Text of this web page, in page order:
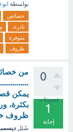
بواسطة
خصائص
نادرة،
متوفرة
ظروف
0
تصويتات
1
إجابة
من
يمكن
بكثرة،
ظروف
سُئل ديسمبر 3،